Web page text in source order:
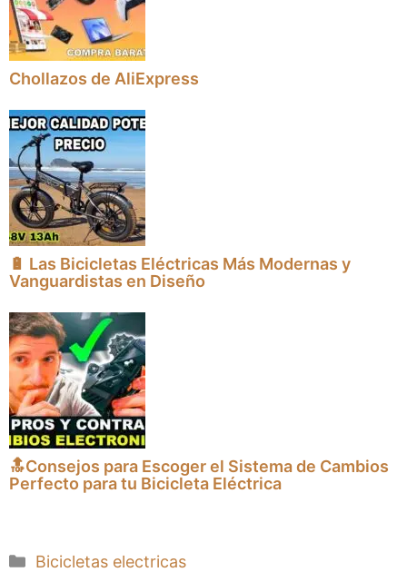
Chollazos de AliExpress
🔋 Las Bicicletas Eléctricas Más Modernas y
Vanguardistas en Diseño
🔝Consejos para Escoger el Sistema de Cambios
Perfecto para tu Bicicleta Eléctrica
Categorías
Bicicletas electricas